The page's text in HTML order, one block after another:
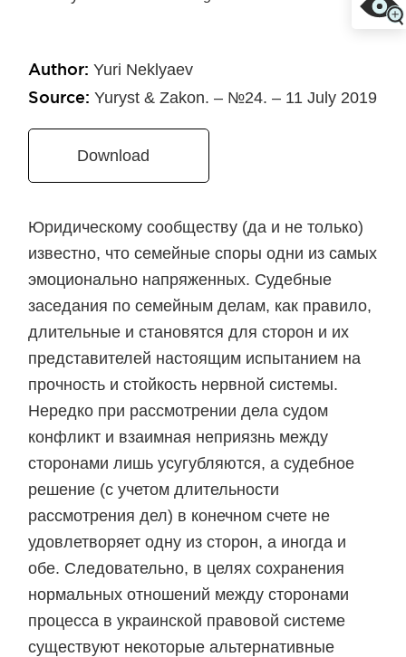
Author:Yuri Neklyaev
Source:Yuryst & Zakon. – №24. – 11 July 2019
Download
Юридическому сообществу (да и не только)
известно, что семейные споры одни из самых
эмоционально напряженных. Судебные
заседания по семейным делам, как правило,
длительные и становятся для сторон и их
представителей настоящим испытанием на
прочность и стойкость нервной системы.
Нередко при рассмотрении дела судом
конфликт и взаимная неприязнь между
сторонами лишь усугубляются, а судебное
решение (с учетом длительности
рассмотрения дел) в конечном счете не
удовлетворяет одну из сторон, а иногда и
обе. Следовательно, в целях сохранения
нормальных отношений между сторонами
процесса в украинской правовой системе
существуют некоторые альтернативные